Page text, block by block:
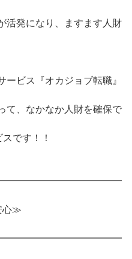
活発になり、ますます人財
ビス『オカジョブ転職』
て、なかなか人財を確保で
です！！
心≫